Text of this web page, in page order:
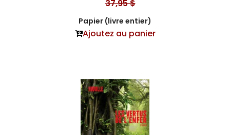
37,95 $
Papier (livre entier)
Ajoutez au panier